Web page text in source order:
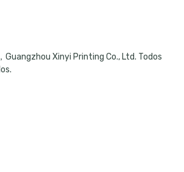
Xinyi Printing Co., Ltd. Todos